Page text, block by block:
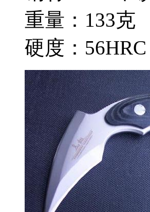
重量：133克
硬度：56HRC